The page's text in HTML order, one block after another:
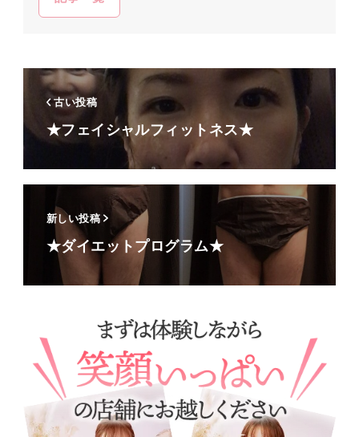
古い投稿
★フェイシャルフィットネス★
新しい投稿
★ダイエットプログラム★